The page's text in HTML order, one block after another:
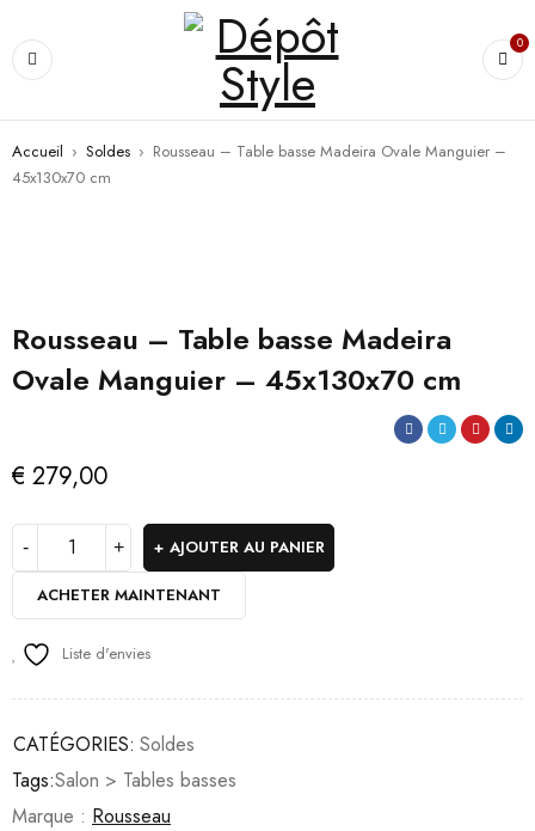
0
Accueil › Soldes › Rousseau – Table basse Madeira Ovale Manguier –
45x130x70 cm
Rousseau – Table basse Madeira
Ovale Manguier – 45x130x70 cm
€ 279,00
AJOUTER AU PANIER
ACHETER MAINTENANT
Liste d'envies
CATÉGORIES: Soldes
Tags:Salon > Tables basses
Marque : Rousseau